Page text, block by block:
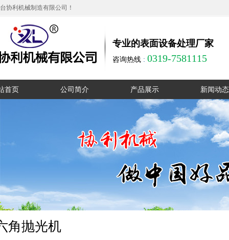
协利机械制造有限公司！
专业的表面设备处理厂家
咨询热线 : 0319-7581115
首页 公司简介
资质证书
联系我们
产品展示
无心磨床
单工位圆管抛光机
多工位卧式抛光机
多工位立式抛光机
大直径液压抛光机
外圆抛光机
新闻动态
公司动态
行业动态
角抛光机